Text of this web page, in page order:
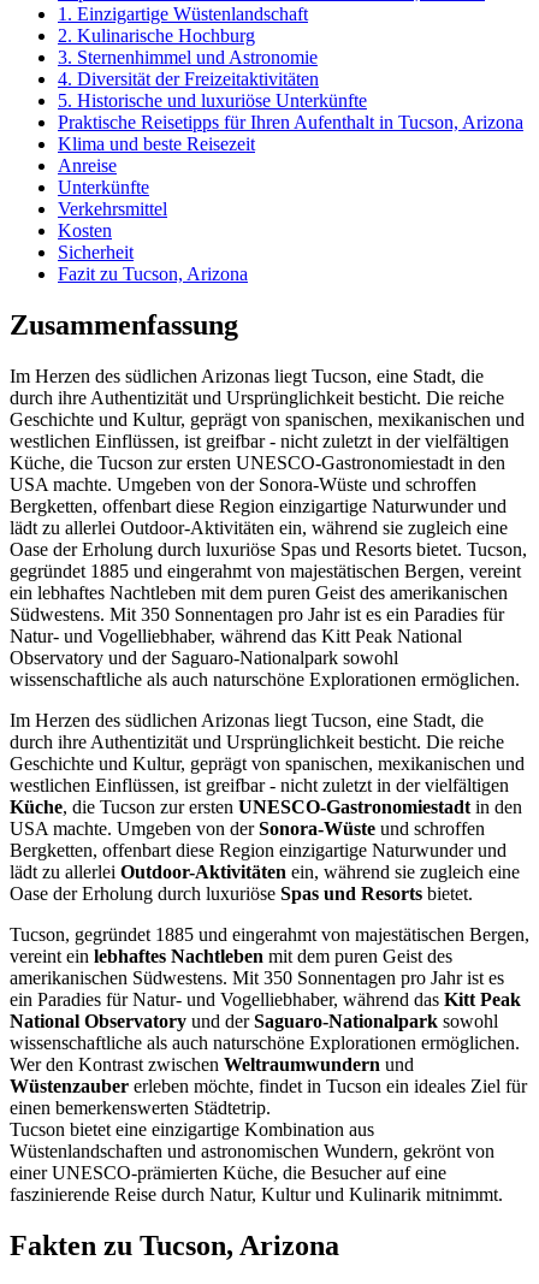
1. Einzigartige Wüstenlandschaft
2. Kulinarische Hochburg
3. Sternenhimmel und Astronomie
4. Diversität der Freizeitaktivitäten
5. Historische und luxuriöse Unterkünfte
Praktische Reisetipps für Ihren Aufenthalt in Tucson, Arizona
Klima und beste Reisezeit
Anreise
Unterkünfte
Verkehrsmittel
Kosten
Sicherheit
Fazit zu Tucson, Arizona
Zusammenfassung
Im Herzen des südlichen Arizonas liegt Tucson, eine Stadt, die
durch ihre Authentizität und Ursprünglichkeit besticht. Die reiche
Geschichte und Kultur, geprägt von spanischen, mexikanischen und
westlichen Einflüssen, ist greifbar - nicht zuletzt in der vielfältigen
Küche, die Tucson zur ersten UNESCO-Gastronomiestadt in den
USA machte. Umgeben von der Sonora-Wüste und schroffen
Bergketten, offenbart diese Region einzigartige Naturwunder und
lädt zu allerlei Outdoor-Aktivitäten ein, während sie zugleich eine
Oase der Erholung durch luxuriöse Spas und Resorts bietet. Tucson,
gegründet 1885 und eingerahmt von majestätischen Bergen, vereint
ein lebhaftes Nachtleben mit dem puren Geist des amerikanischen
Südwestens. Mit 350 Sonnentagen pro Jahr ist es ein Paradies für
Natur- und Vogelliebhaber, während das Kitt Peak National
Observatory und der Saguaro-Nationalpark sowohl
wissenschaftliche als auch naturschöne Explorationen ermöglichen.
Im Herzen des südlichen Arizonas liegt Tucson, eine Stadt, die
durch ihre Authentizität und Ursprünglichkeit besticht. Die reiche
Geschichte und Kultur, geprägt von spanischen, mexikanischen und
westlichen Einflüssen, ist greifbar - nicht zuletzt in der vielfältigen
Küche, die Tucson zur ersten UNESCO-Gastronomiestadt in den
USA machte. Umgeben von derSonora-Wüste und schroffen
Bergketten, offenbart diese Region einzigartige Naturwunder und
lädt zu allerlei Outdoor-Aktivitäten ein, während sie zugleich eine
Oase der Erholung durch luxuriöse Spas und Resorts bietet.
Tucson, gegründet 1885 und eingerahmt von majestätischen Bergen,
vereint ein lebhaftes Nachtleben mit dem puren Geist des
amerikanischen Südwestens. Mit 350 Sonnentagen pro Jahr ist es
ein Paradies für Natur- und Vogelliebhaber, während das Kitt Peak
National Observatory und derSaguaro-Nationalpark sowohl
wissenschaftliche als auch naturschöne Explorationen ermöglichen.
Wer den Kontrast zwischen Weltraumwundern und
Wüstenzauber erleben möchte, findet in Tucson ein ideales Ziel für
einen bemerkenswerten Städtetrip.
Tucson bietet eine einzigartige Kombination aus
Wüstenlandschaften und astronomischen Wundern, gekrönt von
einer UNESCO-prämierten Küche, die Besucher auf eine
faszinierende Reise durch Natur, Kultur und Kulinarik mitnimmt.
Fakten zu Tucson, Arizona